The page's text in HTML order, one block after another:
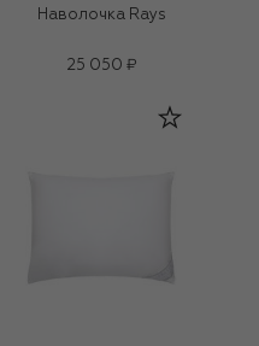
Наволочка Rays
25 050 ₽